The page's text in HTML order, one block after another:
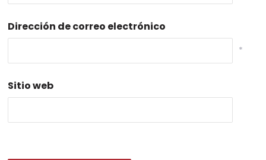
Dirección de correo electrónico
*
Sitio web